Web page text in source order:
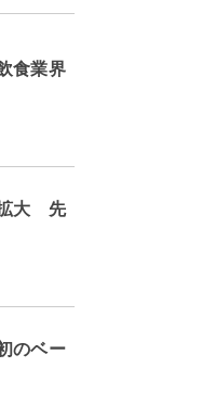
食業界
拡大 先
のベー